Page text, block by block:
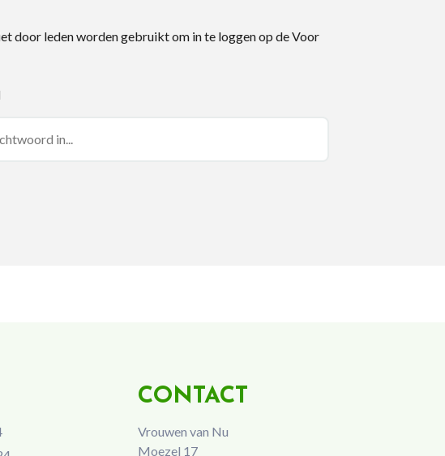
door leden worden gebruikt om in te loggen op de Voor
CONTACT
Vrouwen van Nu
Moezel 17